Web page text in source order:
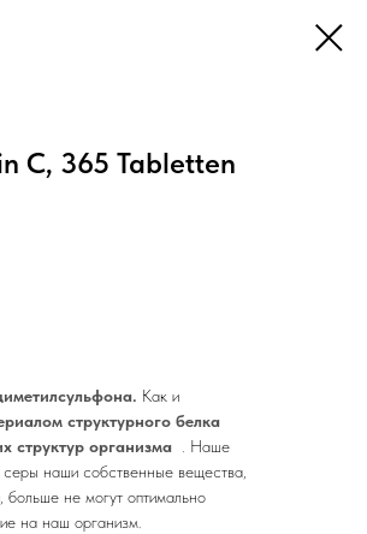
C, 365 Tabletten
Как и
структурного белка
структур организма . Наше
наши собственные вещества,
не могут оптимально
на наш организм.